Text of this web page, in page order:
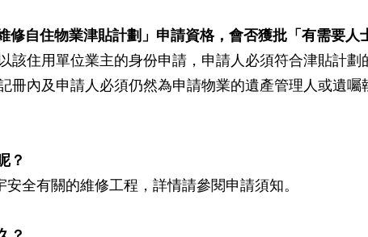
自住物業津貼計劃」申請資格，會否獲批「有需要人
住用單位業主的身份申請，申請人必須符合津貼計
內及申請人必須仍然為申請物業的遺產管理人或遺
？
全有關的維修工程，詳情請參閱申請須知。